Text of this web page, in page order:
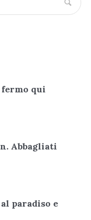
fermo qui
Abbagliati
paradiso e